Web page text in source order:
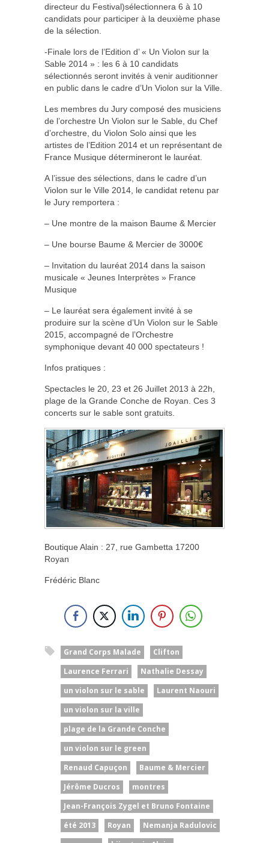
directeur du Festival)sélectionnera 6 à 10
candidats pour participer à la deuxième phase
de la sélection.
-Finale lors de l’Edition d’ « Un Violon sur la
Sable 2014 » : les 6 à 10 candidats
sélectionnés seront invités à venir auditionner
en public dans le cadre d’Un Violon sur la Ville.
Les membres du Jury composé des musiciens
de l’orchestre Un Violon sur le Sable, du Chef
d’orchestre, du Violon Solo ainsi que les
artistes de l’Edition 2014 et un représentant de
France Musique détermineront le lauréat.
A l’issue des sélections, dans le cadre d’un
Violon sur le Ville 2014, le candidat retenu par
le Jury remportera :
– Une montre de la maison Baume & Mercier
– Une bourse Baume & Mercier de 3000€
– Invitation du lauréat 2014 dans la saison
musicale « Jeunes Interprètes » France
Musique
– Le lauréat sera également invité à se
produire sur la scène d’Un Violon sur le Sable
2015, accompagné de l’Orchestre
symphonique devant 40 000 spectateurs !
Infos pratiques :
Spectacles le 20, 23 et 26 Juillet 2013 à 22h,
plage de la Grande Conche de Royan. Ces 3
concerts sur le sable sont gratuits.
Boutique Alain : 27, rue Gambetta 17200
Royan
Frédéric Blanc
Grand Corps Malade
Clifton
Laurence Ferrari
Nathalie Dessay
un violon sur le sable
Laurent Naouri
un violon sur la ville
plage de la Grande Conche
un violon sur le green
Renaud Capuçon
Baume & Mercier
Jérôme Ducros
montres
Jean-François Zygel et Bruno Fontaine
été 2013
Royan
Nemanja Radulovic